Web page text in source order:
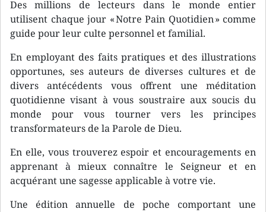
Des millions de lecteurs dans le monde entier
utilisent chaque jour « Notre Pain Quotidien » comme
guide pour leur culte personnel et familial.
En employant des faits pratiques et des illustrations
opportunes, ses auteurs de diverses cultures et de
divers antécédents vous offrent une méditation
quotidienne visant à vous soustraire aux soucis du
monde pour vous tourner vers les principes
transformateurs de la Parole de Dieu.
En elle, vous trouverez espoir et encouragements en
apprenant à mieux connaître le Seigneur et en
acquérant une sagesse applicable à votre vie.
Une édition annuelle de poche comportant une